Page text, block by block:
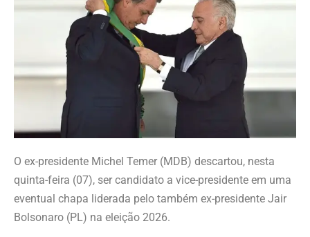
O ex-presidente Michel Temer (MDB) descartou, nesta
quinta-feira (07), ser candidato a vice-presidente em uma
eventual chapa liderada pelo também ex-presidente Jair
Bolsonaro (PL) na eleição 2026.